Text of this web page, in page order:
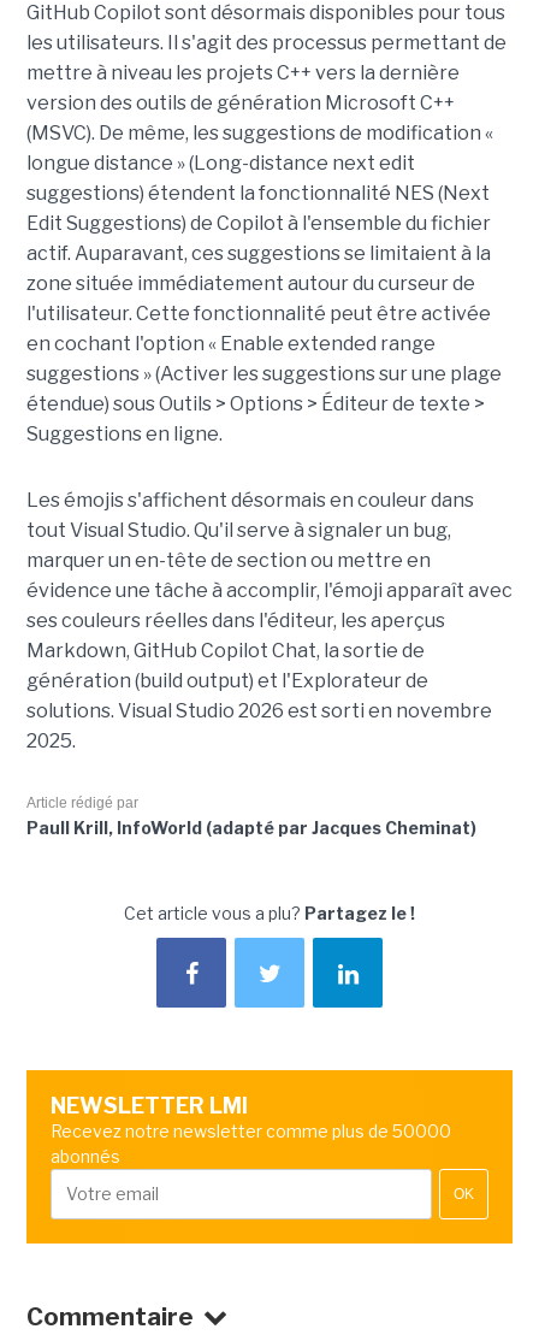
GitHub Copilot sont désormais disponibles pour tous
les utilisateurs. Il s'agit des processus permettant de
mettre à niveau les projets C++ vers la dernière
version des outils de génération Microsoft C++
(MSVC). De même, les suggestions de modification «
longue distance » (Long-distance next edit
suggestions) étendent la fonctionnalité NES (Next
Edit Suggestions) de Copilot à l'ensemble du fichier
actif. Auparavant, ces suggestions se limitaient à la
zone située immédiatement autour du curseur de
l'utilisateur. Cette fonctionnalité peut être activée
en cochant l'option « Enable extended range
suggestions » (Activer les suggestions sur une plage
étendue) sous Outils > Options > Éditeur de texte >
Suggestions en ligne.
Les émojis s'affichent désormais en couleur dans
tout Visual Studio. Qu'il serve à signaler un bug,
marquer un en-tête de section ou mettre en
évidence une tâche à accomplir, l'émoji apparaît avec
ses couleurs réelles dans l'éditeur, les aperçus
Markdown, GitHub Copilot Chat, la sortie de
génération (build output) et l'Explorateur de
solutions. Visual Studio 2026 est sorti en novembre
2025.
Article rédigé par
Paull Krill, InfoWorld (adapté par Jacques Cheminat)
Cet article vous a plu? Partagez le !
NEWSLETTER LMI
Recevez notre newsletter comme plus de 50000
abonnés
OK
Commentaire